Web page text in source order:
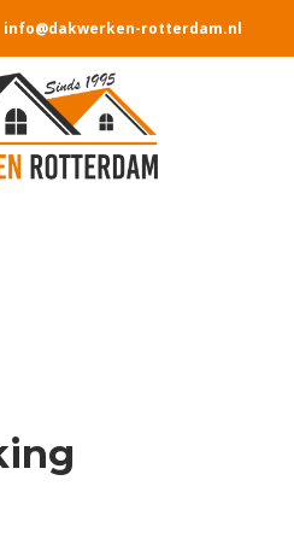
info@dakwerken-rotterdam.nl